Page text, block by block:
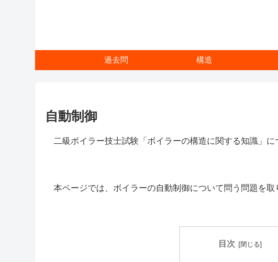
過去問 構造
自動制御
二級ボイラー技士試験「ボイラーの構造に関する知識」に
本ページでは、ボイラーの自動制御について問う問題を取
目次